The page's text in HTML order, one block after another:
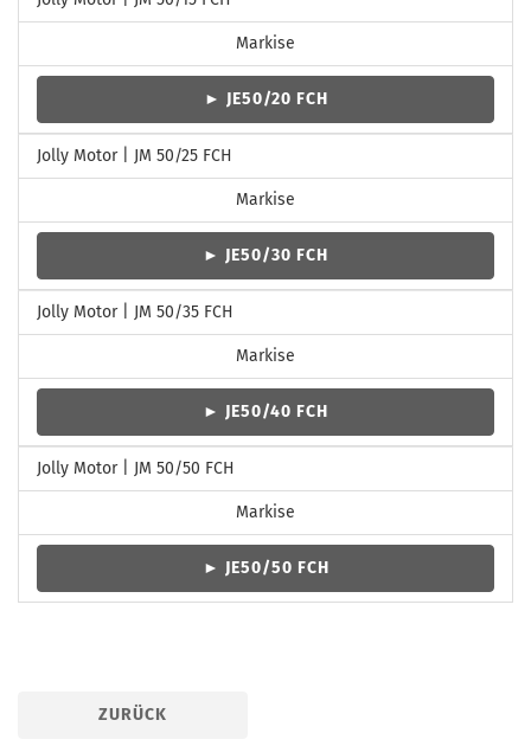
Markise
► JE50/20 FCH
Jolly Motor | JM 50/25 FCH
Markise
► JE50/30 FCH
Jolly Motor | JM 50/35 FCH
Markise
► JE50/40 FCH
Jolly Motor | JM 50/50 FCH
Markise
► JE50/50 FCH
ZURÜCK